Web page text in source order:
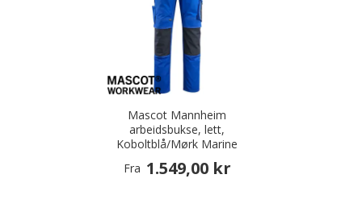
Mascot Mannheim
arbeidsbukse, lett,
Koboltblå/Mørk Marine
Fra 1.549,00 kr